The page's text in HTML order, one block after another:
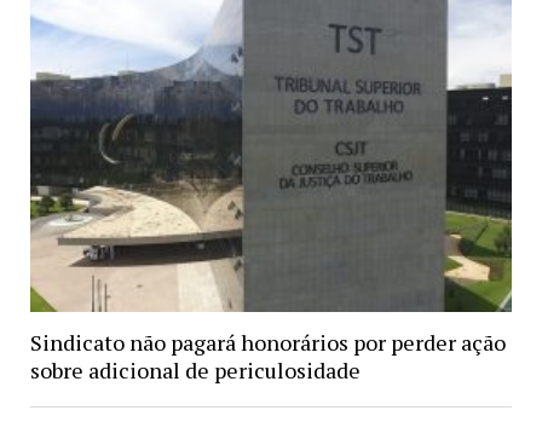
Sindicato não pagará honorários por perder ação
sobre adicional de periculosidade